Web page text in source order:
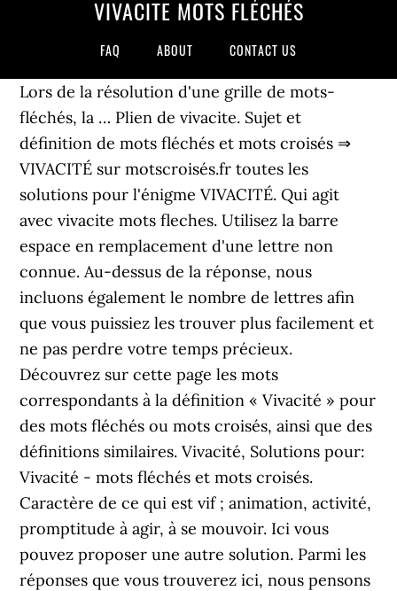
VIVACITE MOTS FLÉCHÉS
FAQ ABOUT CONTACT US
Lors de la résolution d'une grille de mots-
fléchés, la … Plien de vivacite. Sujet et
définition de mots fléchés et mots croisés ⇒
VIVACITÉ sur motscroisés.fr toutes les
solutions pour l'énigme VIVACITÉ. Qui agit
avec vivacite mots fleches. Utilisez la barre
espace en remplacement d'une lettre non
connue. Au-dessus de la réponse, nous
incluons également le nombre de lettres afin
que vous puissiez les trouver plus facilement et
ne pas perdre votre temps précieux.
Découvrez sur cette page les mots
correspondants à la définition « Vivacité » pour
des mots fléchés ou mots croisés, ainsi que des
définitions similaires. Vivacité, Solutions pour:
Vivacité - mots fléchés et mots croisés.
Caractère de ce qui est vif ; animation, activité,
promptitude à agir, à se mouvoir. Ici vous
pouvez proposer une autre solution. Parmi les
réponses que vous trouverez ici, nous pensons